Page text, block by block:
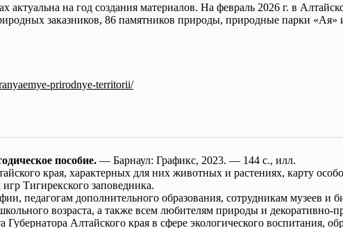
актуальна на год создания материалов. На февраль 2026 г. в
заказников, 86 памятников природы, природные парки
prirodnye-territorii/
пособие. — Барнаул: Графикс, 2023. — 144 с., илл.
края, характерных для них животных и растениях, карту
Тигирекского заповедника.
педагогам дополнительного образования, сотрудникам музеев и
возраста, а также всем любителям природы и декоративно-
Алтайского края в сфере экологического воспитания,